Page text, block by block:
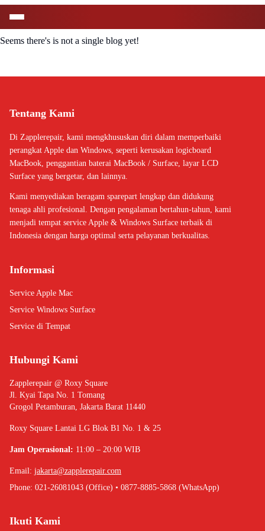
Seems there's is not a single blog yet!
Tentang Kami
Di Zapplerepair, kami mengkhususkan diri dalam memperbaiki
perangkat Apple dan Windows, seperti kerusakan logicboard
MacBook, penggantian baterai MacBook / Surface, layar LCD
Surface yang bergetar, dan lainnya.
Kami menyediakan beragam sparepart lengkap dan didukung
tenaga ahli profesional. Dengan pengalaman bertahun-tahun, kami
menjadi tempat service Apple & Windows Surface terbaik di
Indonesia dengan harga optimal serta pelayanan berkualitas.
Informasi
Service Apple Mac
Service Windows Surface
Service di Tempat
Hubungi Kami
Zapplerepair @ Roxy Square
Jl. Kyai Tapa No. 1 Tomang
Grogol Petamburan, Jakarta Barat 11440
Roxy Square Lantai LG Blok B1 No. 1 & 25
Jam Operasional: 11:00 – 20:00 WIB
Email: jakarta@zapplerepair.com
Phone: 021-26081043 (Office) • 0877-8885-5868 (WhatsApp)
Ikuti Kami